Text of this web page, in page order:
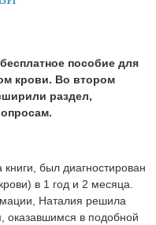
пособие для
крови. Во втором
раздел,
был диагностирован
в 1 год и 2 месяца.
Наталия решила
оказавшимся в подобной